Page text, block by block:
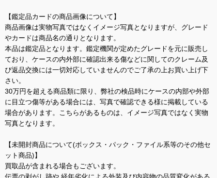
【鑑定品カードの商品画像について】
商品画像は実物写真ではなくイメージ写真となりますが、グレード
やカードは商品名の通りとなります。
本品は鑑定品となります。鑑定機関が定めたグレードを元に販売し
ており、ケースの内外部に確認出来る傷などに関してのクレーム及
び返品交換には一切対応していませんのでご了承の上お買い上げ下
さい。
30万円を超える商品類に限り、弊社の検品時にケースの内部や外部
に目立つ傷等がある場合には、写真で確認できる様に掲載している
場合があります。こちらがあるものは、イメージ写真ではなく実物
写真となります。
【未開封商品について(ボックス・パック・ファイル系等のその他セ
ット商品)】
買取品が含まれる場合もございます。